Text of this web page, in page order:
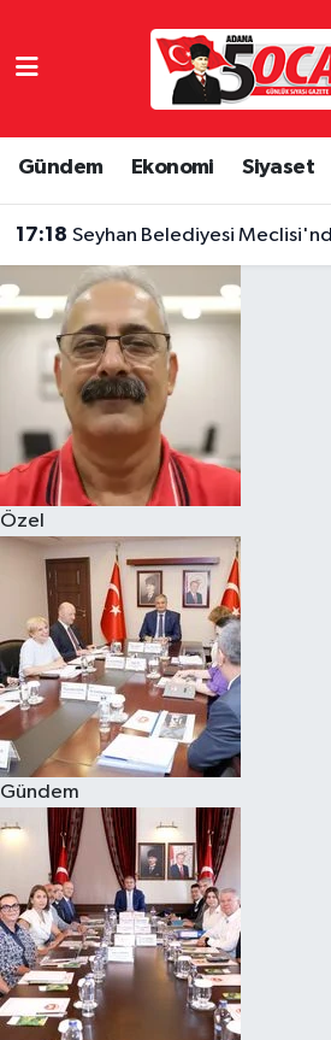
Gündem Ekonomi Siyaset
17:18 Seyhan Belediyesi
Özel
Gündem
Dünya
Eğitim
Ekonomi
Gündem
Magazin
Özel
Resmi İlanlar
Sağlık
Siyaset
Spor
Yaşam
Yerel Yönetimler
Hava Durumu
Tüm Manşetler
Son Dakika Haberleri
Haber Arşivi